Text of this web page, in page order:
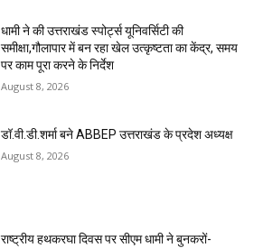
धामी ने की उत्तराखंड स्पोर्ट्स यूनिवर्सिटी की
समीक्षा,गौलापार में बन रहा खेल उत्कृष्टता का केंद्र, समय
पर काम पूरा करने के निर्देश
August 8, 2026
डॉ.वी.डी.शर्मा बने ABBEP उत्तराखंड के प्रदेश अध्यक्ष
August 8, 2026
राष्ट्रीय हथकरघा दिवस पर सीएम धामी ने बुनकरों-